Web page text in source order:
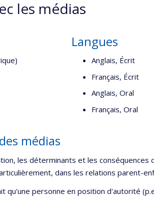
les médias
Langues
Anglais, Écrit
Français, Écrit
Anglais, Oral
Français, Oral
médias
les déterminants et les conséquences
dans les relations parent-
qu'une personne en position d'autorité